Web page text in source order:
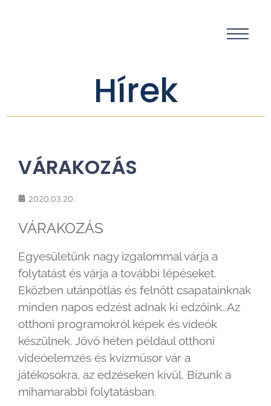
Hírek
VÁRAKOZÁS
2020.03.20.
VÁRAKOZÁS
Egyesületünk nagy izgalommal várja a
folytatást és várja a további lépéseket.
Eközben utánpótlás és felnőtt csapatainknak
minden napos edzést adnak ki edzőink. Az
otthoni programokról képek és videók
készülnek. Jövő héten például otthoni
videóelemzés és kvízműsor vár a
játékosokra, az edzéseken kívül. Bízunk a
mihamarabbi folytatásban.